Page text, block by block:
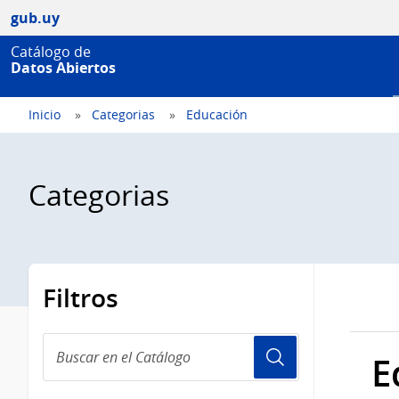
gub.uy
Catálogo de
Datos Abiertos
Inicio Categorias Educación
Categorias
Filtros
en
el